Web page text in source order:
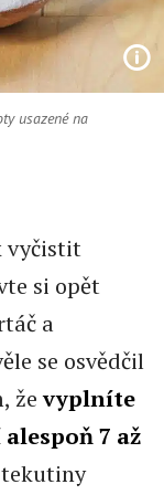
usazené na
vyčistit
si opět
a
se osvědčil
ževyplníte
7 až